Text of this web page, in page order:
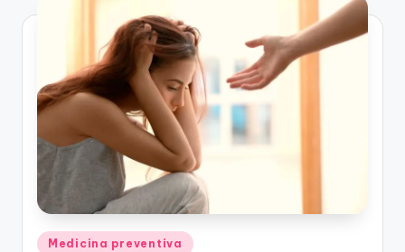
Publicado
Medicina preventiva